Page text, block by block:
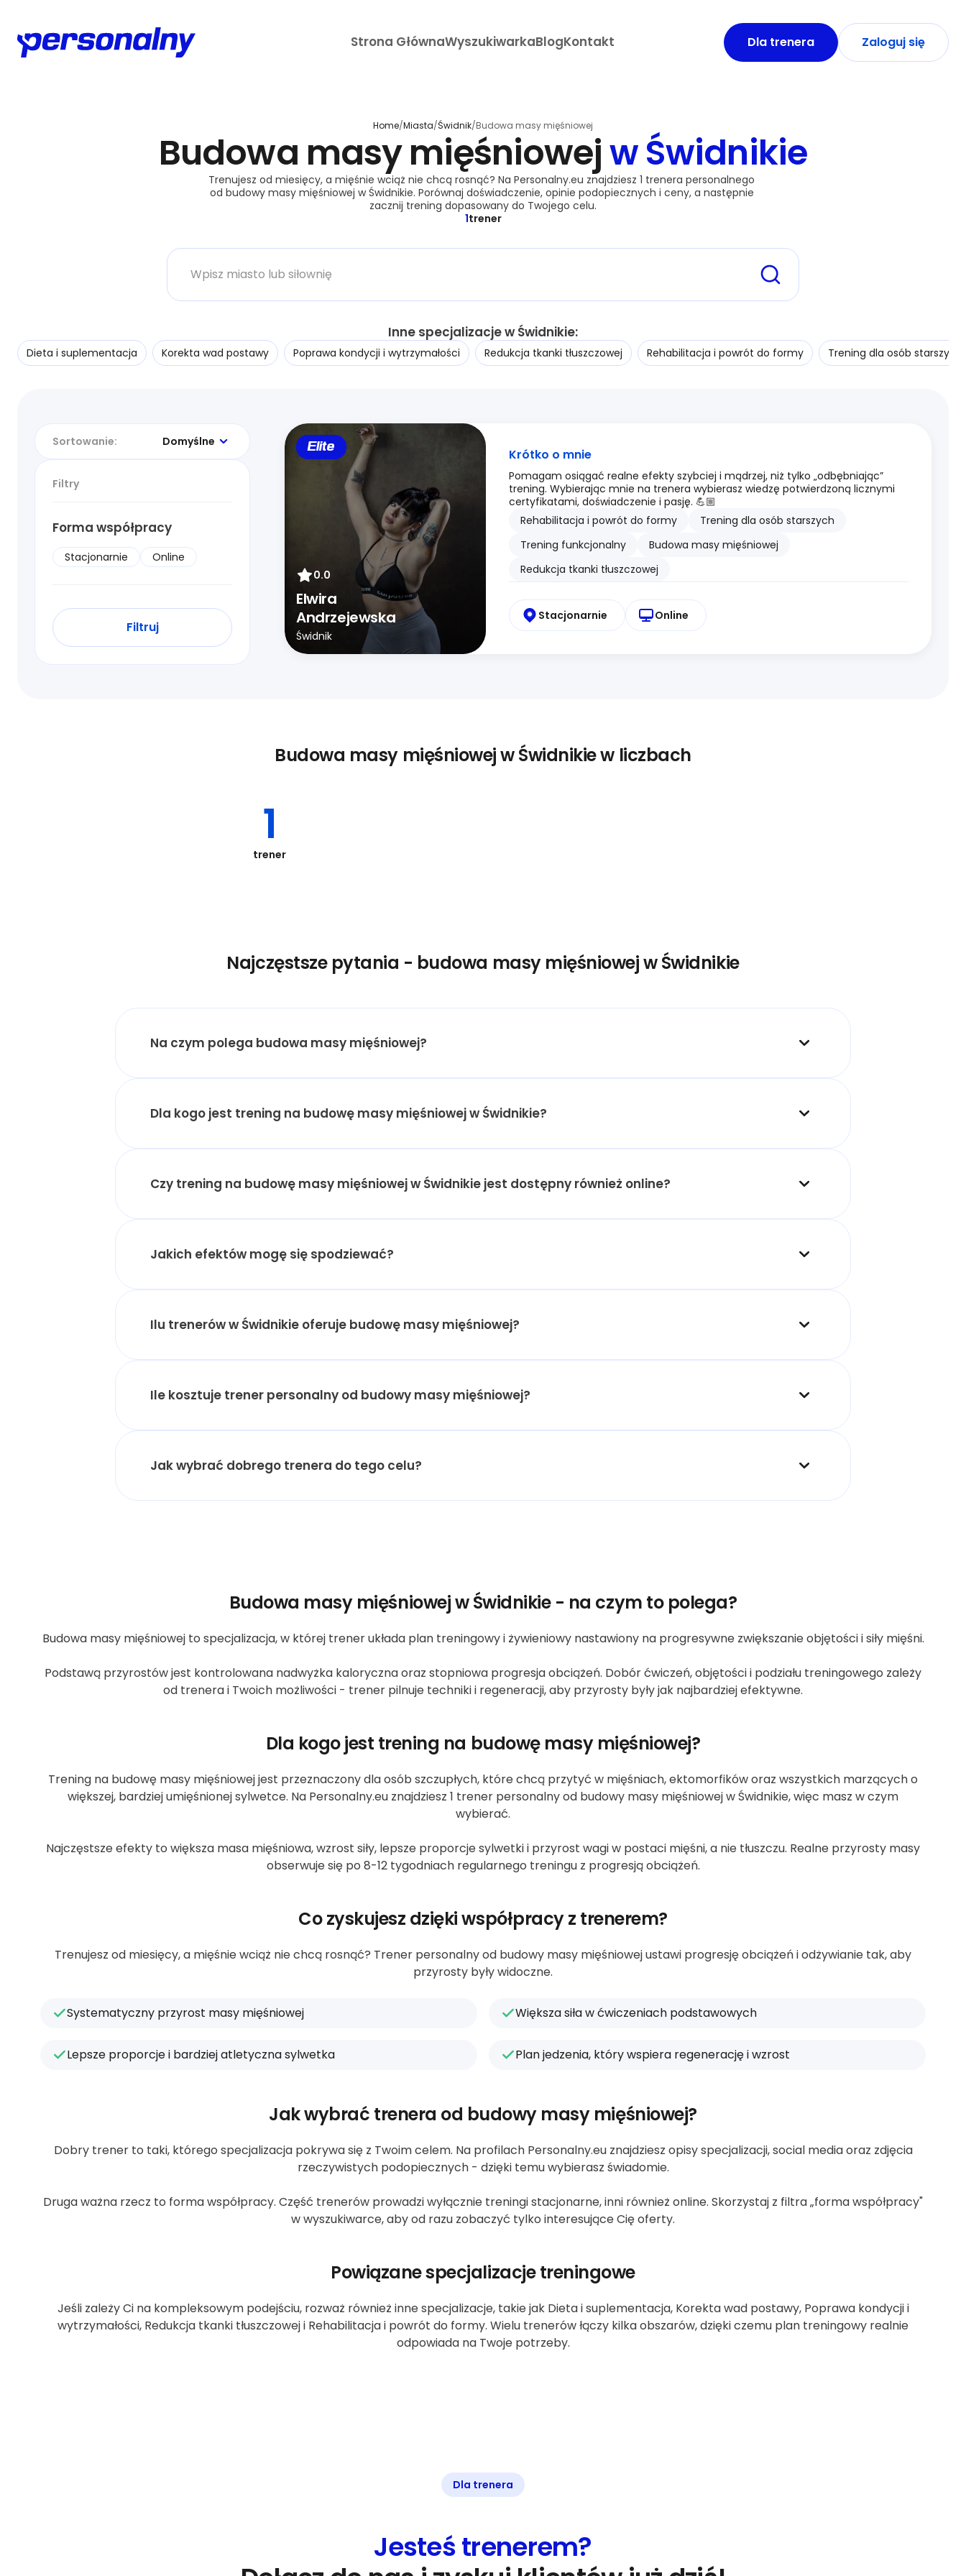
Strona GłównaWyszukiwarkaBlogKontakt Dla trenera Zaloguj się
Home/Miasta/Świdnik/Budowa masy mięśniowej
Budowa masy mięśniowejw Świdnikie
Trenujesz od miesięcy, a mięśnie wciąż nie chcą rosnąć? Na Personalny.eu znajdziesz 1 trenera personalnego
od budowy masy mięśniowej w Świdnikie. Porównaj doświadczenie, opinie podopiecznych i ceny, a następnie
zacznij trening dopasowany do Twojego celu.
1trener
Miasto lub siłownia
Inne specjalizacje w Świdnikie:
Dieta i suplementacja Korekta wad postawy Poprawa kondycji i wytrzymałości Redukcja tkanki tłuszczowej Rehabilitacja i powrót do formy Trening dla osób starszych
Sortowanie: Domyślne
Filtry
Forma współpracy
Stacjonarnie Online
Filtruj
Elite
0.0
Elwira
Andrzejewska
Świdnik
Krótko o mnie
Pomagam osiągać realne efekty szybciej i mądrzej, niż tylko „odbębniając”
trening. Wybierając mnie na trenera wybierasz wiedzę potwierdzoną licznymi
certyfikatami, doświadczenie i pasję. 💪🏼
Rehabilitacja i powrót do formy
Trening dla osób starszych
Trening funkcjonalny
Budowa masy mięśniowej
Redukcja tkanki tłuszczowej
Stacjonarnie Online
Budowa masy mięśniowej w Świdnikie w liczbach
1
trener
Najczęstsze pytania - budowa masy mięśniowej w Świdnikie
Na czym polega budowa masy mięśniowej?
Dla kogo jest trening na budowę masy mięśniowej w Świdnikie?
Czy trening na budowę masy mięśniowej w Świdnikie jest dostępny również online?
Jakich efektów mogę się spodziewać?
Ilu trenerów w Świdnikie oferuje budowę masy mięśniowej?
Ile kosztuje trener personalny od budowy masy mięśniowej?
Jak wybrać dobrego trenera do tego celu?
Budowa masy mięśniowej w Świdnikie - na czym to polega?
Budowa masy mięśniowej to specjalizacja, w której trener układa plan treningowy i żywieniowy nastawiony na progresywne zwiększanie objętości i siły mięśni.
Podstawą przyrostów jest kontrolowana nadwyżka kaloryczna oraz stopniowa progresja obciążeń. Dobór ćwiczeń, objętości i podziału treningowego zależy
od trenera i Twoich możliwości - trener pilnuje techniki i regeneracji, aby przyrosty były jak najbardziej efektywne.
Dla kogo jest trening na budowę masy mięśniowej?
Trening na budowę masy mięśniowej jest przeznaczony dla osób szczupłych, które chcą przytyć w mięśniach, ektomorfików oraz wszystkich marzących o
większej, bardziej umięśnionej sylwetce. Na Personalny.eu znajdziesz 1 trener personalny od budowy masy mięśniowej w Świdnikie, więc masz w czym
wybierać.
Najczęstsze efekty to większa masa mięśniowa, wzrost siły, lepsze proporcje sylwetki i przyrost wagi w postaci mięśni, a nie tłuszczu. Realne przyrosty masy
obserwuje się po 8-12 tygodniach regularnego treningu z progresją obciążeń.
Co zyskujesz dzięki współpracy z trenerem?
Trenujesz od miesięcy, a mięśnie wciąż nie chcą rosnąć? Trener personalny od budowy masy mięśniowej ustawi progresję obciążeń i odżywianie tak, aby
przyrosty były widoczne.
Systematyczny przyrost masy mięśniowej Większa siła w ćwiczeniach podstawowych
Lepsze proporcje i bardziej atletyczna sylwetka Plan jedzenia, który wspiera regenerację i wzrost
Jak wybrać trenera od budowy masy mięśniowej?
Dobry trener to taki, którego specjalizacja pokrywa się z Twoim celem. Na profilach Personalny.eu znajdziesz opisy specjalizacji, social media oraz zdjęcia
rzeczywistych podopiecznych - dzięki temu wybierasz świadomie.
Druga ważna rzecz to forma współpracy. Część trenerów prowadzi wyłącznie treningi stacjonarne, inni również online. Skorzystaj z filtra „forma współpracy"
w wyszukiwarce, aby od razu zobaczyć tylko interesujące Cię oferty.
Powiązane specjalizacje treningowe
Jeśli zależy Ci na kompleksowym podejściu, rozważ również inne specjalizacje, takie jak Dieta i suplementacja, Korekta wad postawy, Poprawa kondycji i
wytrzymałości, Redukcja tkanki tłuszczowej i Rehabilitacja i powrót do formy. Wielu trenerów łączy kilka obszarów, dzięki czemu plan treningowy realnie
odpowiada na Twoje potrzeby.
Dla trenera
Jesteś trenerem?